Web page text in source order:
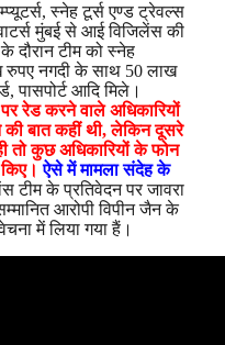
स्नेह टूर्स एण्ड ट्रेवल्स
मुंबई से आई विजिलेंस की
दौरान टीम को स्नेह
नगदी के साथ 50 लाख
पासपोर्ट आदि मिले।
रेड करने वाले अधिकारियों
की बात कहीं थी, लेकिन दूसरे
तो कुछ अधिकारियों के फोन
किए।ऐसे में मामला संदेह के
टीम के प्रतिवेदन पर जावरा
आरोपी विपीन जैन के
में लिया गया हैं।